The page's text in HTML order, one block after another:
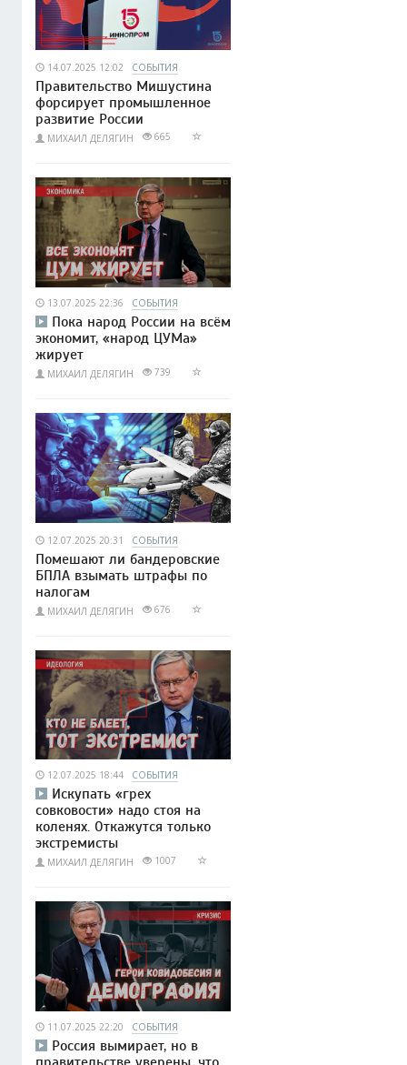
14.07.2025 12:02 СОБЫТИЯ
Правительство Мишустина
форсирует промышленное
развитие России
МИХАИЛ ДЕЛЯГИН 665
13.07.2025 22:36 СОБЫТИЯ
Пока народ России на всём
экономит, «народ ЦУМа»
жирует
МИХАИЛ ДЕЛЯГИН 739
12.07.2025 20:31 СОБЫТИЯ
Помешают ли бандеровские
БПЛА взымать штрафы по
налогам
МИХАИЛ ДЕЛЯГИН 676
12.07.2025 18:44 СОБЫТИЯ
Искупать «грех
совковости» надо стоя на
коленях. Откажутся только
экстремисты
МИХАИЛ ДЕЛЯГИН 1007
11.07.2025 22:20 СОБЫТИЯ
Россия вымирает, но в